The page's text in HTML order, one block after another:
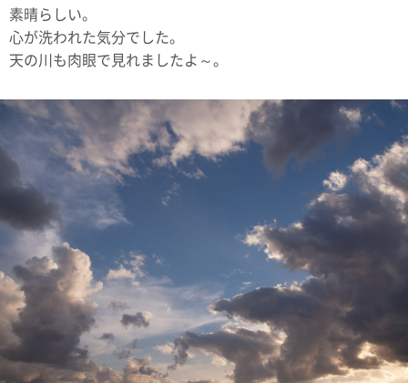
素晴らしい。
心が洗われた気分でした。
天の川も肉眼で見れましたよ～。